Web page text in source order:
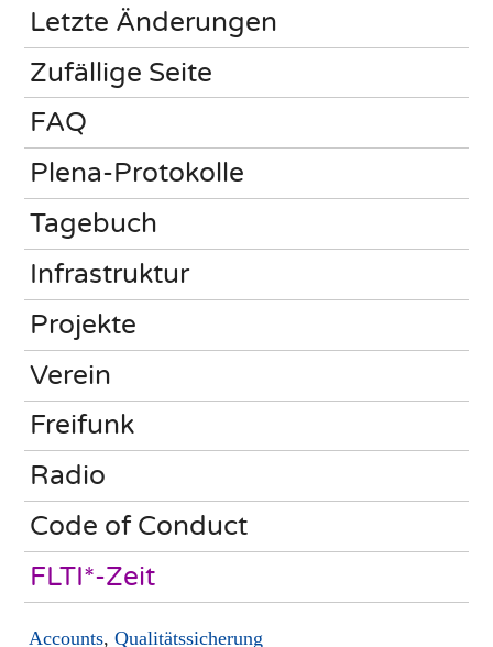
Letzte Änderungen
Zufällige Seite
FAQ
Plena-Protokolle
Tagebuch
Infrastruktur
Projekte
Verein
Freifunk
Radio
Code of Conduct
FLTI*-Zeit
Accounts, Qualitätssicherung